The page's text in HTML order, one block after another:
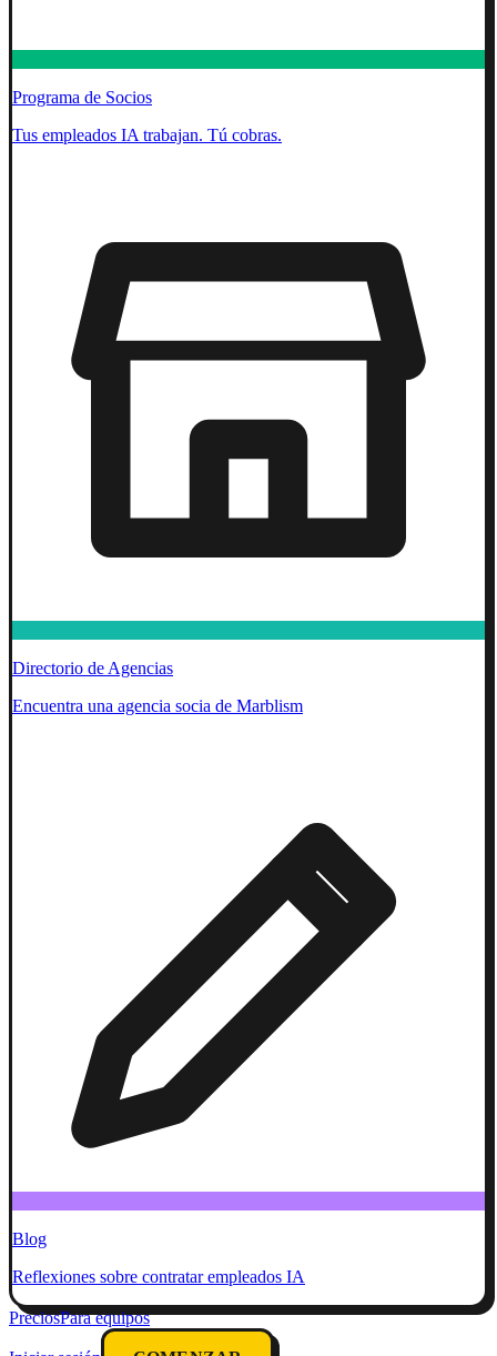
Programa de Socios
Tus empleados IA trabajan. Tú cobras.
Directorio de Agencias
Encuentra una agencia socia de Marblism
Blog
Reflexiones sobre contratar empleados IA
PreciosPara equipos